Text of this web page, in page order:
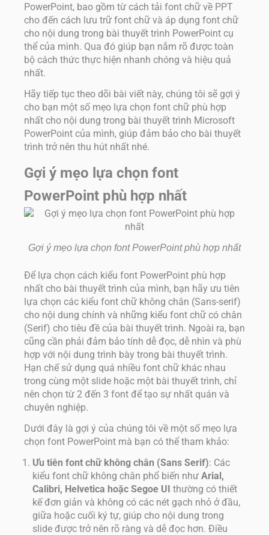
PowerPoint, bao gồm từ cách tải font chữ về PPT
cho đến cách lưu trữ font chữ và áp dụng font chữ
cho nội dung trong bài thuyết trình PowerPoint cụ
thể của mình. Qua đó giúp bạn nắm rõ được toàn
bộ cách thức thực hiện nhanh chóng và hiệu quả
nhất.
Hãy tiếp tục theo dõi bài viết này, chúng tôi sẽ gợi ý
cho bạn một số mẹo lựa chọn font chữ phù hợp
nhất cho nội dung trong bài thuyết trình Microsoft
PowerPoint của mình, giúp đảm bảo cho bài thuyết
trình trở nên thu hút nhất nhé.
Gợi ý mẹo lựa chọn font
PowerPoint phù hợp nhất
Gợi ý mẹo lựa chọn font PowerPoint phù hợp nhất
Để lựa chọn cách kiểu font PowerPoint phù hợp
nhất cho bài thuyết trình của mình, bạn hãy ưu tiên
lựa chọn các kiểu font chữ không chân (Sans-serif)
cho nội dung chính và những kiểu font chữ có chân
(Serif) cho tiêu đề của bài thuyết trình. Ngoài ra, bạn
cũng cần phải đảm bảo tính dễ đọc, dễ nhìn và phù
hợp với nội dung trình bày trong bài thuyết trình.
Hạn chế sử dụng quá nhiều font chữ khác nhau
trong cùng một slide hoặc một bài thuyết trình, chỉ
nên chọn từ 2 đến 3 font để tạo sự nhất quán và
chuyên nghiệp.
Dưới đây là gợi ý của chúng tôi về một số mẹo lựa
chọn font PowerPoint mà bạn có thể tham khảo:
Ưu tiên font chữ không chân (Sans Serif): Các
kiểu font chữ không chân phổ biến nhưArial,
Calibri, Helvetica hoặc Segoe UI thường có thiết
kế đơn giản và không có các nét gạch nhỏ ở đầu,
giữa hoặc cuối ký tự, giúp cho nội dung trong
slide được trở nên rõ ràng và dễ đọc hơn. Điều